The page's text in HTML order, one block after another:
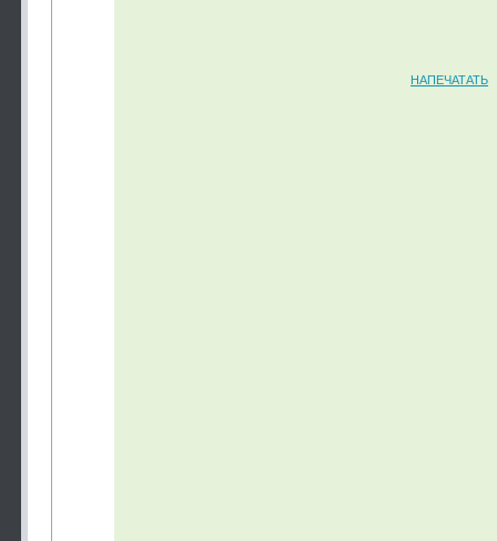
НАПЕЧАТАТЬ